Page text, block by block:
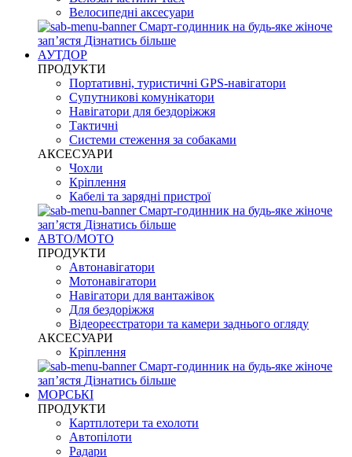
Велосипедні аксесуари
Смарт-годинник на будь-яке жіноче
запʼястя Дізнатись більше
АУТДОР
ПРОДУКТИ
Портативні, туристичні GPS-навігатори
Супутникові комунікатори
Навігатори для бездоріжжя
Тактичні
Системи стеження за собаками
АКСЕСУАРИ
Чохли
Кріплення
Кабелі та зарядні пристрої
Смарт-годинник на будь-яке жіноче
запʼястя Дізнатись більше
АВТО/МОТО
ПРОДУКТИ
Автонавігатори
Мотонавігатори
Навігатори для вантажівок
Для бездоріжжя
Відеореєстратори та камери заднього огляду
АКСЕСУАРИ
Кріплення
Смарт-годинник на будь-яке жіноче
запʼястя Дізнатись більше
МОРСЬКІ
ПРОДУКТИ
Картплотери та ехолоти
Автопілоти
Радари